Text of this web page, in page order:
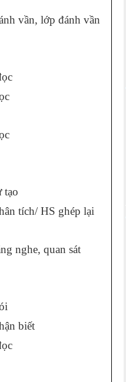
vần, lớp đánh vần
tạo
tích/HS ghép lại
nghe, quan sát
biết